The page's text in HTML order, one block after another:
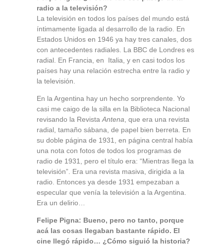
radio a la televisión?
La televisión en todos los países del mundo está
íntimamente ligada al desarrollo de la radio. En
Estados Unidos en 1946 ya hay tres canales, dos
con antecedentes radiales. La BBC de Londres es
radial. En Francia, en Italia, y en casi todos los
países hay una relación estrecha entre la radio y
la televisión.
En la Argentina hay un hecho sorprendente. Yo
casi me caigo de la silla en la Biblioteca Nacional
revisando la Revista Antena , que era una revista
radial, tamaño sábana, de papel bien berreta. En
su doble página de 1931, en página central había
una nota con fotos de todos los programas de
radio de 1931, pero el título era: “Mientras llega la
televisión”. Era una revista masiva, dirigida a la
radio. Entonces ya desde 1931 empezaban a
especular que venía la televisión a la Argentina.
Era un delirio…
Felipe Pigna: Bueno, pero no tanto, porque
acá las cosas llegaban bastante rápido. El
cine llegó rápido… ¿Cómo siguió la historia?